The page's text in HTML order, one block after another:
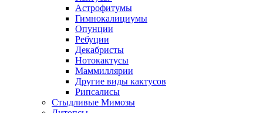
Астрофитумы
Гимнокалициумы
Опунции
Ребуции
Декабристы
Нотокактусы
Маммиллярии
Другие виды кактусов
Рипсалисы
Стыдливые Мимозы